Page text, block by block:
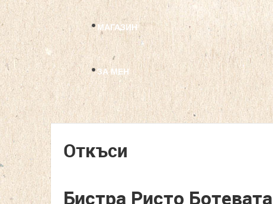
МАГАЗИН
ЗА МЕН
Откъси
Бистра Ристо Ботевата